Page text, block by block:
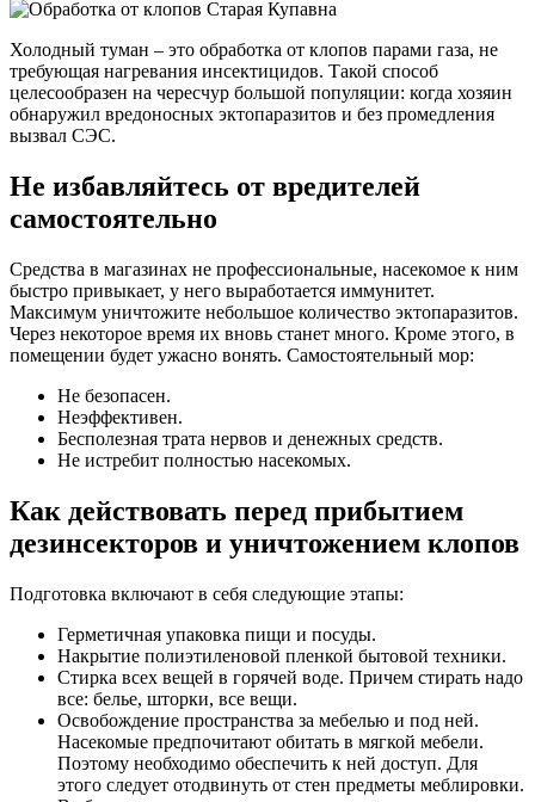
Холодный туман – это обработка от клопов парами газа, не
требующая нагревания инсектицидов. Такой способ
целесообразен на чересчур большой популяции: когда хозяин
обнаружил вредоносных эктопаразитов и без промедления
вызвал СЭС.
Не избавляйтесь от вредителей
самостоятельно
Средства в магазинах не профессиональные, насекомое к ним
быстро привыкает, у него выработается иммунитет.
Максимум уничтожите небольшое количество эктопаразитов.
Через некоторое время их вновь станет много. Кроме этого, в
помещении будет ужасно вонять. Самостоятельный мор:
Не безопасен.
Неэффективен.
Бесполезная трата нервов и денежных средств.
Не истребит полностью насекомых.
Как действовать перед прибытием
дезинсекторов и уничтожением клопов
Подготовка включают в себя следующие этапы:
Герметичная упаковка пищи и посуды.
Накрытие полиэтиленовой пленкой бытовой техники.
Стирка всех вещей в горячей воде. Причем стирать надо
все: белье, шторки, все вещи.
Освобождение пространства за мебелью и под ней.
Насекомые предпочитают обитать в мягкой мебели.
Поэтому необходимо обеспечить к ней доступ. Для
этого следует отодвинуть от стен предметы меблировки.